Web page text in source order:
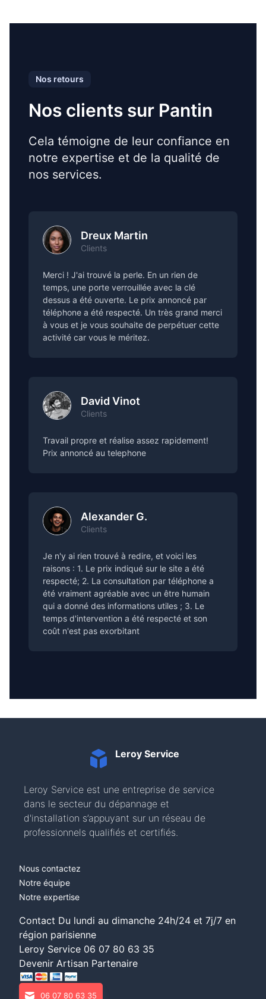
Nos retours
Nos clients sur Pantin
Cela témoigne de leur confiance en
notre expertise et de la qualité de
nos services.
Dreux Martin
Clients
Merci ! J'ai trouvé la perle. En un rien de
temps, une porte verrouillée avec la clé
dessus a été ouverte. Le prix annoncé par
téléphone a été respecté. Un très grand merci
à vous et je vous souhaite de perpétuer cette
activité car vous le méritez.
David Vinot
Clients
Travail propre et réalise assez rapidement!
Prix annoncé au telephone
Alexander G.
Clients
Je n'y ai rien trouvé à redire, et voici les
raisons : 1. Le prix indiqué sur le site a été
respecté; 2. La consultation par téléphone a
été vraiment agréable avec un être humain
qui a donné des informations utiles ; 3. Le
temps d'intervention a été respecté et son
coût n'est pas exorbitant
Leroy Service
Leroy Service est une entreprise de service
dans le secteur du dépannage et
d'installation s’appuyant sur un réseau de
professionnels qualifiés et certifiés.
Nous contactez
Notre équipe
Notre expertise
Contact Du lundi au dimanche 24h/24 et 7j/7 en
région parisienne
Leroy Service 06 07 80 63 35
Devenir Artisan Partenaire
06 07 80 63 35